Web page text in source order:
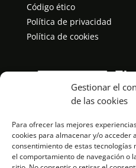
Gestionar el
de las cookies
Para ofrecer las mejores
cookies para almacenar y/o acceder
consentimiento de estas
el comportamiento de navegación o
Código ético
Política de privacidad
Política de cookies